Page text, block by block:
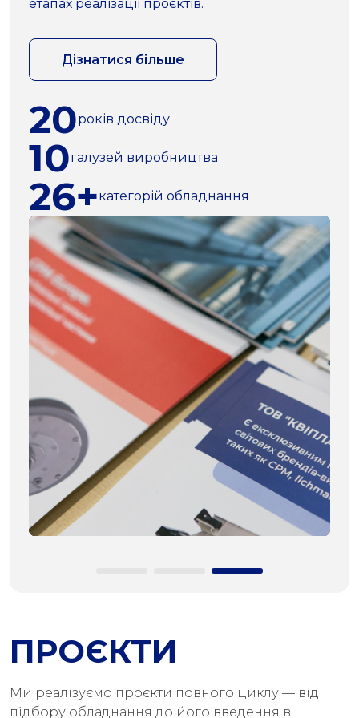
етапах реалізації проєктів.
Дізнатися більше
20років досвіду
10галузей виробництва
26+категорій обладнання
ПРОЄКТИ
Ми реалізуємо проєкти повного циклу — від
підбору обладнання до його введення в